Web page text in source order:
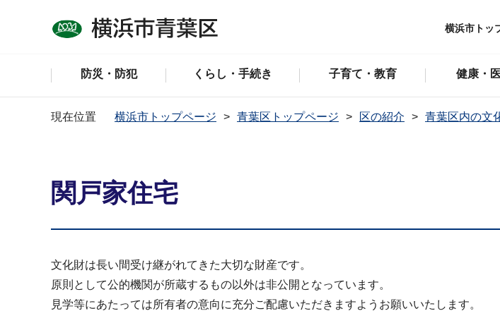
横浜市トッ
防災・防犯 くらし・手続き 子育て・教育 健康・
現在位置 横浜市トップページ 青葉区トップページ 区の紹介 青葉区内の文
関戸家住宅
文化財は長い間受け継がれてきた大切な財産です。
原則として公的機関が所蔵するもの以外は非公開となっています。
見学等にあたっては所有者の意向に充分ご配慮いただきますようお願いいたします。